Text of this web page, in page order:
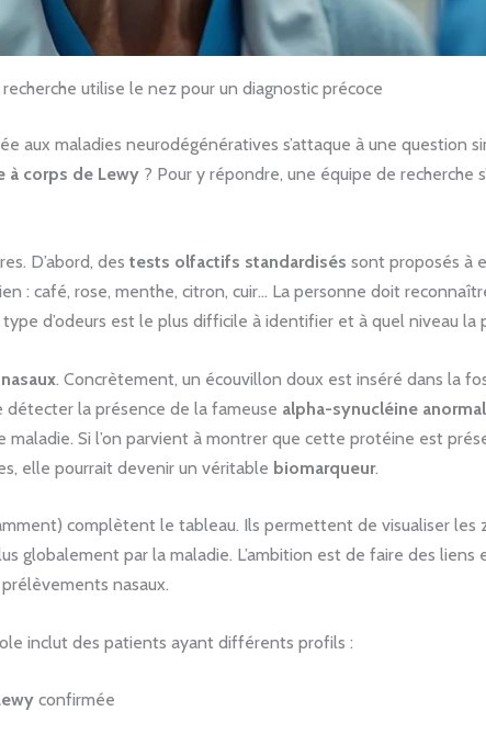
utilise le nez pour un diagnostic précoce
aux maladies neurodégénératives s’attaque à une question
à corps de Lewy ? Pour y répondre, une équipe de recherche
D’abord, des tests olfactifs standardisés sont proposés à
: café, rose, menthe, citron, cuir… La personne doit
d’odeurs est le plus difficile à identifier et à quel niveau la
. Concrètement, un écouvillon doux est inséré dans la
détecter la présence de la fameuse alpha-synucléine
maladie. Si l’on parvient à montrer que cette protéine est
elle pourrait devenir un véritable biomarqueur.
complètent le tableau. Ils permettent de visualiser les
globalement par la maladie. L’ambition est de faire des liens
nasaux.
inclut des patients ayant différents profils :
confirmée